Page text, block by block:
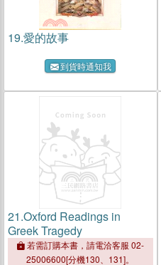
19.愛的故事
到貨時通知我
21.Oxford Readings in
Greek Tragedy
若需訂購本書，請電洽客服 02-
25006600[分機130、131]。